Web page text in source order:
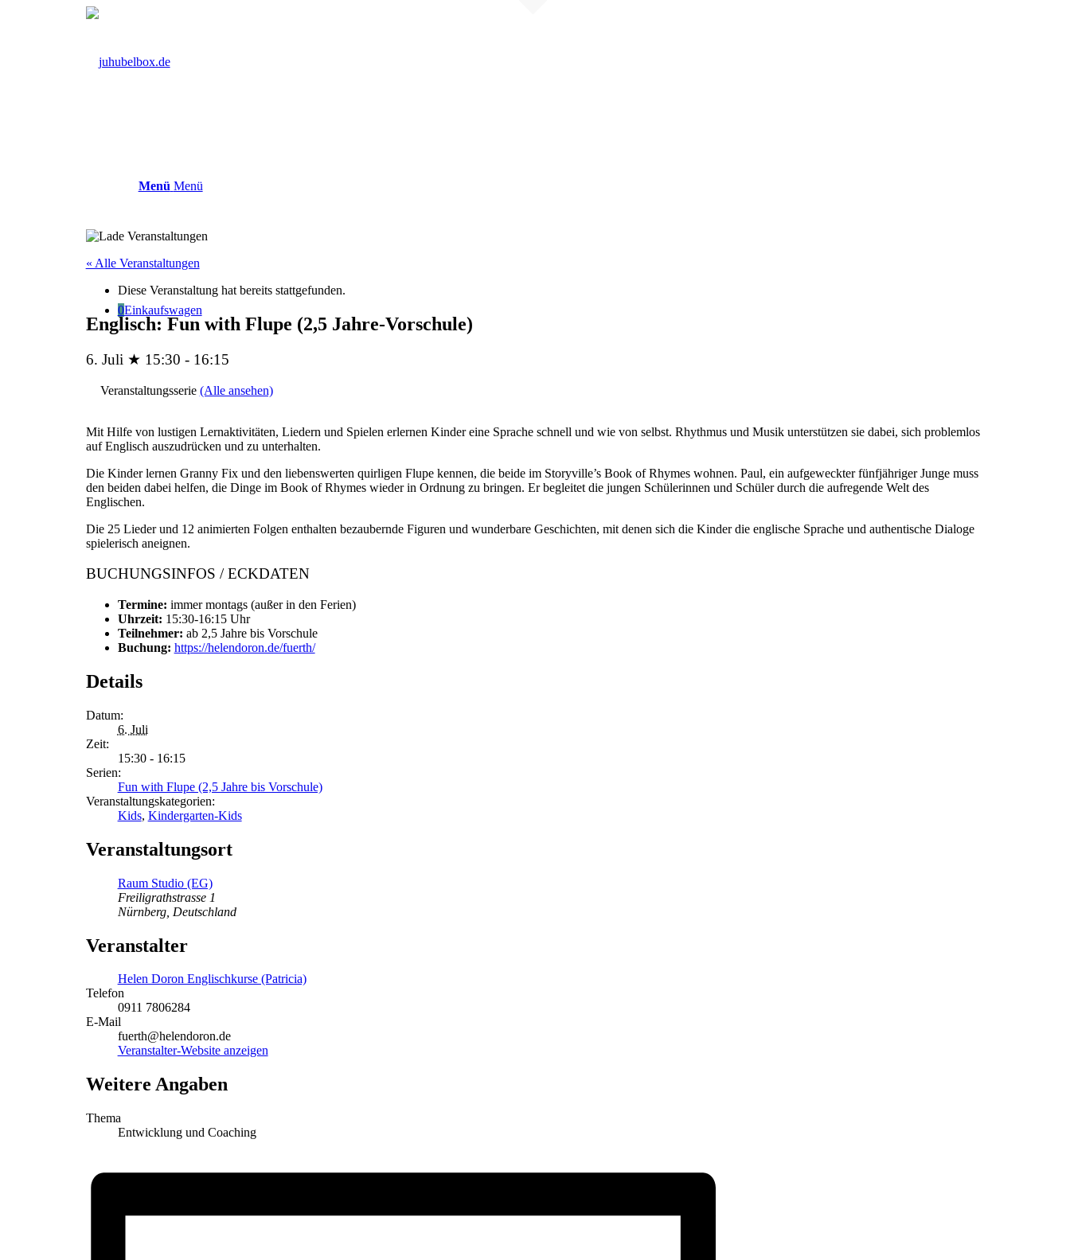
Menü Menü
0Einkaufswagen
« Alle Veranstaltungen
Diese Veranstaltung hat bereits stattgefunden.
Englisch: Fun with Flupe (2,5 Jahre-Vorschule)
6. Juli ★ 15:30 - 16:15
Veranstaltungsserie (Alle ansehen)
Mit Hilfe von lustigen Lernaktivitäten, Liedern und Spielen erlernen Kinder eine Sprache schnell und wie von selbst. Rhythmus und Musik unterstützen sie dabei, sich problemlos
auf Englisch auszudrücken und zu unterhalten.
Die Kinder lernen Granny Fix und den liebenswerten quirligen Flupe kennen, die beide im Storyville’s Book of Rhymes wohnen. Paul, ein aufgeweckter fünfjähriger Junge muss
den beiden dabei helfen, die Dinge im Book of Rhymes wieder in Ordnung zu bringen. Er begleitet die jungen Schülerinnen und Schüler durch die aufregende Welt des
Englischen.
Die 25 Lieder und 12 animierten Folgen enthalten bezaubernde Figuren und wunderbare Geschichten, mit denen sich die Kinder die englische Sprache und authentische Dialoge
spielerisch aneignen.
BUCHUNGSINFOS / ECKDATEN
Termine: immer montags (außer in den Ferien)
Uhrzeit: 15:30-16:15 Uhr
Teilnehmer: ab 2,5 Jahre bis Vorschule
Buchung: https://helendoron.de/fuerth/
Details
Datum:
6. Juli
Zeit:
15:30 - 16:15
Serien:
Fun with Flupe (2,5 Jahre bis Vorschule)
Veranstaltungskategorien:
Kids, Kindergarten-Kids
Veranstaltungsort
Raum Studio (EG)
Freiligrathstrasse 1
Nürnberg, Deutschland
Veranstalter
Helen Doron Englischkurse (Patricia)
Telefon
0911 7806284
E-Mail
fuerth@helendoron.de
Veranstalter-Website anzeigen
Weitere Angaben
Thema
Entwicklung und Coaching